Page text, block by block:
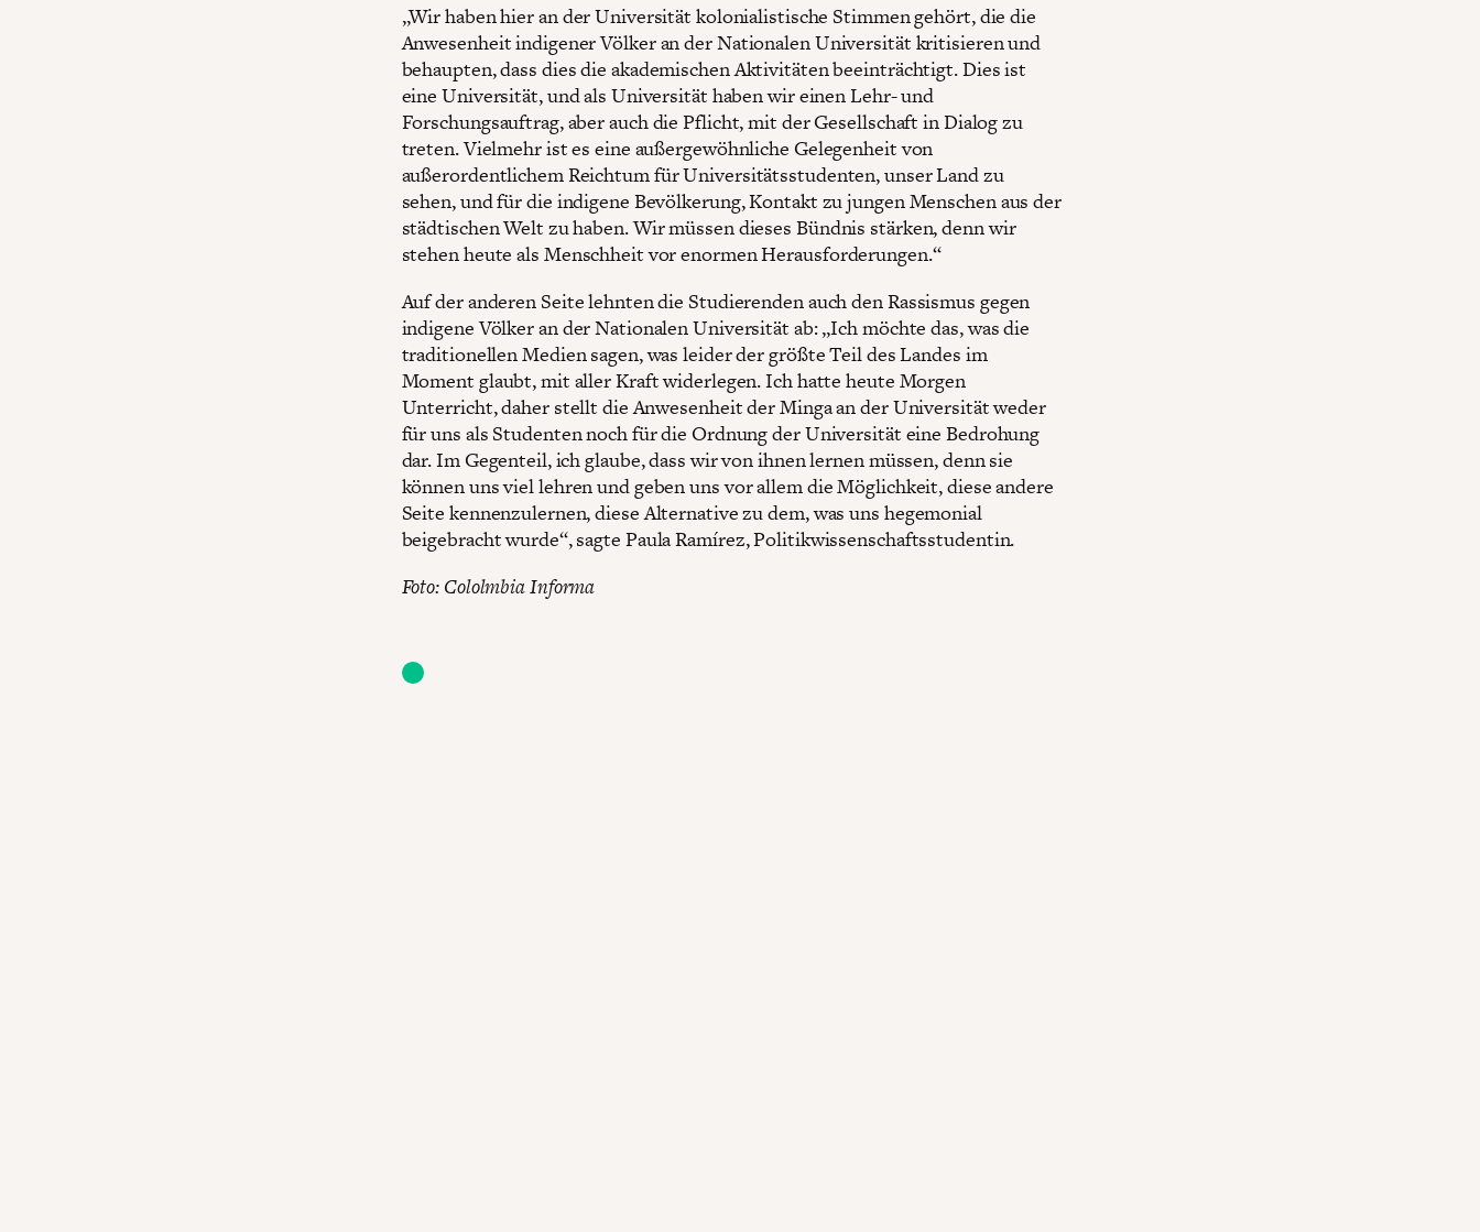
„Wir haben hier an der Universität kolonialistische Stimmen gehört, die die
Anwesenheit indigener Völker an der Nationalen Universität kritisieren und
behaupten, dass dies die akademischen Aktivitäten beeinträchtigt. Dies ist
eine Universität, und als Universität haben wir einen Lehr- und
Forschungsauftrag, aber auch die Pflicht, mit der Gesellschaft in Dialog zu
treten. Vielmehr ist es eine außergewöhnliche Gelegenheit von
außerordentlichem Reichtum für Universitätsstudenten, unser Land zu
sehen, und für die indigene Bevölkerung, Kontakt zu jungen Menschen aus der
städtischen Welt zu haben. Wir müssen dieses Bündnis stärken, denn wir
stehen heute als Menschheit vor enormen Herausforderungen.“
Auf der anderen Seite lehnten die Studierenden auch den Rassismus gegen
indigene Völker an der Nationalen Universität ab: „Ich möchte das, was die
traditionellen Medien sagen, was leider der größte Teil des Landes im
Moment glaubt, mit aller Kraft widerlegen. Ich hatte heute Morgen
Unterricht, daher stellt die Anwesenheit der Minga an der Universität weder
für uns als Studenten noch für die Ordnung der Universität eine Bedrohung
dar. Im Gegenteil, ich glaube, dass wir von ihnen lernen müssen, denn sie
können uns viel lehren und geben uns vor allem die Möglichkeit, diese andere
Seite kennenzulernen, diese Alternative zu dem, was uns hegemonial
beigebracht wurde“, sagte Paula Ramírez, Politikwissenschaftsstudentin.
Foto: Cololmbia Informa